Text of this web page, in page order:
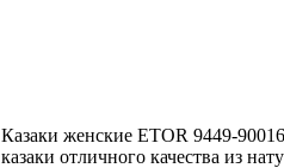
Казаки женские ETOR 9449-
казаки отличного качества из